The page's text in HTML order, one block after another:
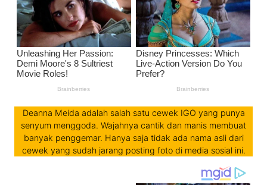
Deanna Meida adalah salah satu cewek IGO yang punya
senyum menggoda. Wajahnya cantik dan manis membuat
banyak penggemar. Hanya saja tidak ada nama asli dari
cewek yang sudah jarang posting foto di media sosial ini.